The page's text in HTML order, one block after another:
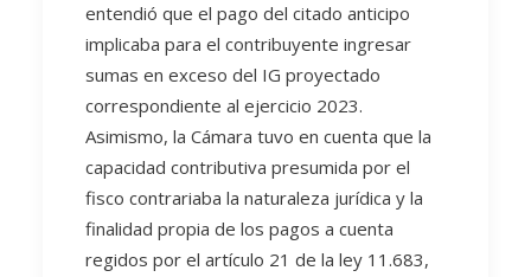
entendió que el pago del citado anticipo
implicaba para el contribuyente ingresar
sumas en exceso del IG proyectado
correspondiente al ejercicio 2023.
Asimismo, la Cámara tuvo en cuenta que la
capacidad contributiva presumida por el
fisco contrariaba la naturaleza jurídica y la
finalidad propia de los pagos a cuenta
regidos por el artículo 21 de la ley 11.683,